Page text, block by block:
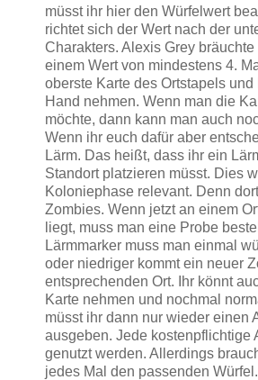
müsst ihr hier den Würfelwert
richtet sich der Wert nach der
Charakters. Alexis Grey
einem Wert von mindestens 4.
oberste Karte des Ortstapels
Hand nehmen. Wenn man die
möchte, dann kann man auch
Wenn ihr euch dafür aber
Lärm. Das heißt, dass ihr ein
Standort platzieren müsst. Dies
Koloniephase relevant. Denn
Zombies. Wenn jetzt an einem
liegt, muss man eine Probe
Lärmmarker muss man einmal
oder niedriger kommt ein neuer
entsprechenden Ort. Ihr könnt
Karte nehmen und nochmal
müsst ihr dann nur wieder einen
ausgeben. Jede kostenpflichtige
genutzt werden. Allerdings
jedes Mal den passenden